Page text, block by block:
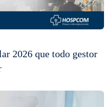
2026 que todo gestor